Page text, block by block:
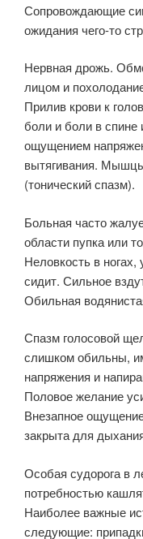
Сопровождающие
ожидания чего-то
Нервная дрожь.
лицом и
Прилив крови к
боли и боли в
ощущением
вытягивания.
(тонический спазм).
Больная часто
области пупка или
Неловкость в
сидит. Сильное
Обильная
Спазм голосовой
слишком обильны,
напряжения и
Половое желание
Внезапное
закрыта для
Особая судорога в
потребностью
Наиболее важные
следующие: